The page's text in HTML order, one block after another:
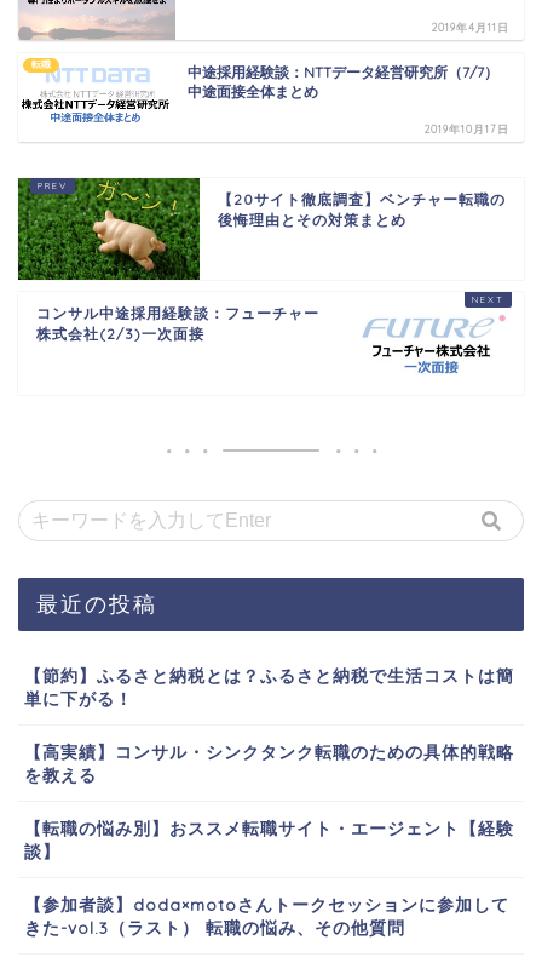
2019年4月11日
転職
中途採用経験談：NTTデータ経営研究所（7/7）
中途面接全体まとめ
2019年10月17日
【20サイト徹底調査】ベンチャー転職の
後悔理由とその対策まとめ
コンサル中途採用経験談：フューチャー
株式会社(2/3)一次面接
最近の投稿
【節約】ふるさと納税とは？ふるさと納税で生活コストは簡
単に下がる！
【高実績】コンサル・シンクタンク転職のための具体的戦略
を教える
【転職の悩み別】おススメ転職サイト・エージェント【経験
談】
【参加者談】doda×motoさんトークセッションに参加して
きた-vol.3（ラスト） 転職の悩み、その他質問